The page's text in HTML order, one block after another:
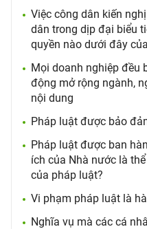
Việc công dân kiến
dân trong dịp đại biểu
quyền nào dưới đây
Mọi doanh nghiệp đều
động mở rộng ngành,
nội dung
Pháp luật được bảo
Pháp luật được ban
ích của Nhà nước là
của pháp luật?
Vi phạm pháp luật là
Nghĩa vụ mà các cá